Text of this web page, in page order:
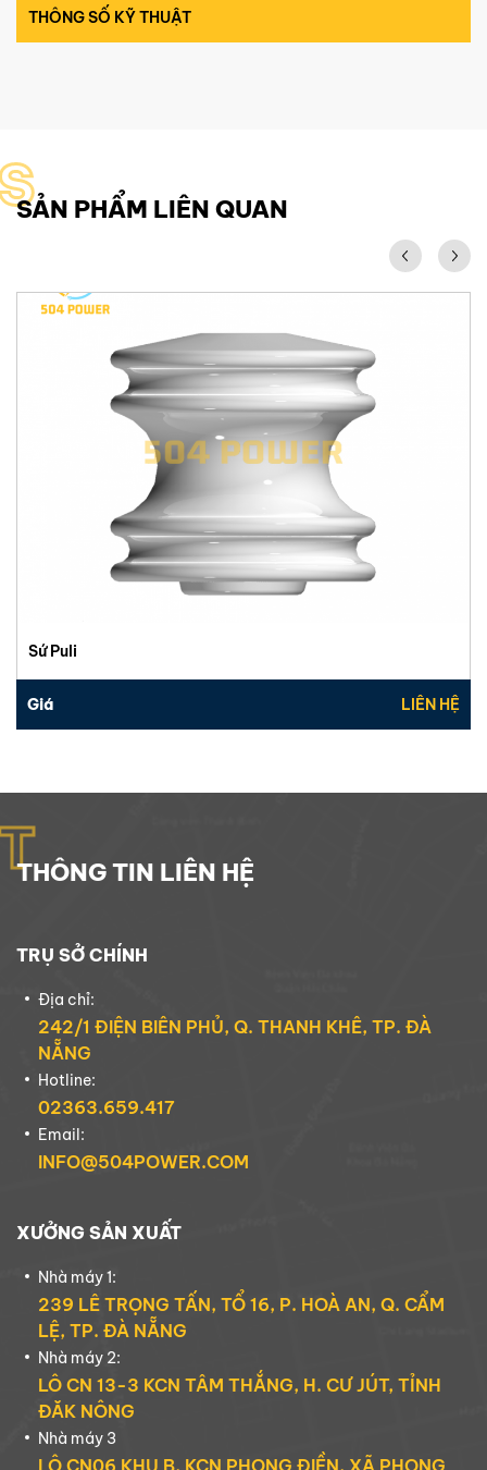
THÔNG SỐ KỸ THUẬT
SẢN PHẨM LIÊN QUAN
Sứ Puli
Giá LIÊN HỆ
THÔNG TIN LIÊN HỆ
TRỤ SỞ CHÍNH
Địa chỉ:
242/1 ĐIỆN BIÊN PHỦ, Q. THANH KHÊ, TP. ĐÀ
NẴNG
Hotline:
02363.659.417
Email:
INFO@504POWER.COM
XƯỞNG SẢN XUẤT
Nhà máy 1:
239 LÊ TRỌNG TẤN, TỔ 16, P. HOÀ AN, Q. CẨM
LỆ, TP. ĐÀ NẴNG
Nhà máy 2:
LÔ CN 13-3 KCN TÂM THẮNG, H. CƯ JÚT, TỈNH
ĐĂK NÔNG
Nhà máy 3
LÔ CN06 KHU B, KCN PHONG ĐIỀN, XÃ PHONG